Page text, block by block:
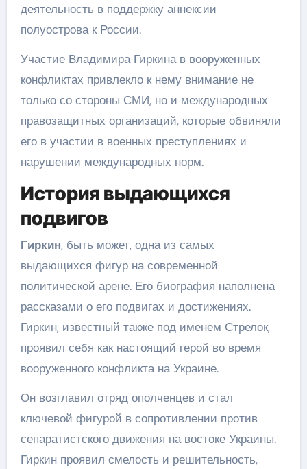
деятельность в поддержку аннексии
полуострова к России.
Участие Владимира Гиркина в вооруженных
конфликтах привлекло к нему внимание не
только со стороны СМИ, но и международных
правозащитных организаций, которые обвиняли
его в участии в военных преступлениях и
нарушении международных норм.
История выдающихся
подвигов
Гиркин, быть может, одна из самых
выдающихся фигур на современной
политической арене. Его биография наполнена
рассказами о его подвигах и достижениях.
Гиркин, известный также под именем Стрелок,
проявил себя как настоящий герой во время
вооруженного конфликта на Украине.
Он возглавил отряд ополченцев и стал
ключевой фигурой в сопротивлении против
сепаратистского движения на востоке Украины.
Гиркин проявил смелость и решительность,